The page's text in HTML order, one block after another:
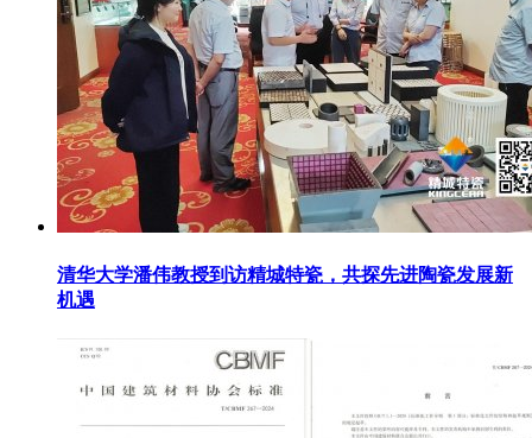
清华大学潘伟教授到访精城特瓷，共探先进陶瓷发展新
机遇